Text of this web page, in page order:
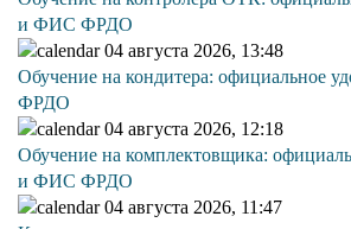
и ФИС ФРДО
04 августа 2026, 13:48
Обучение на кондитера: официальное
ФРДО
04 августа 2026, 12:18
Обучение на комплектовщика:
и ФИС ФРДО
04 августа 2026, 11:47